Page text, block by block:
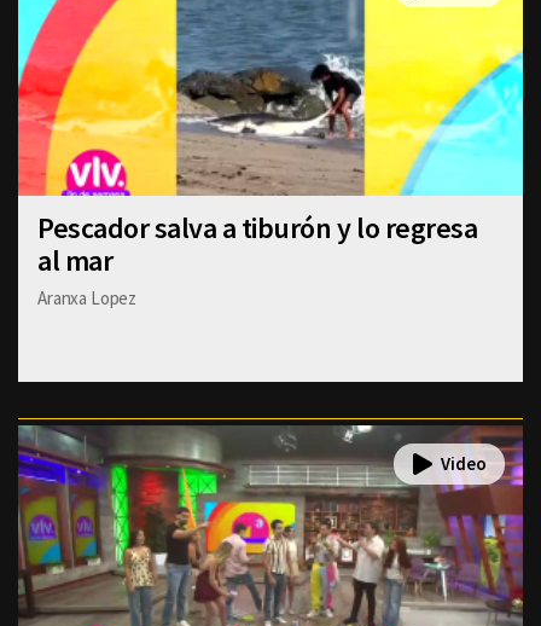
Pescador salva a tiburón y lo regresa
al mar
Aranxa Lopez